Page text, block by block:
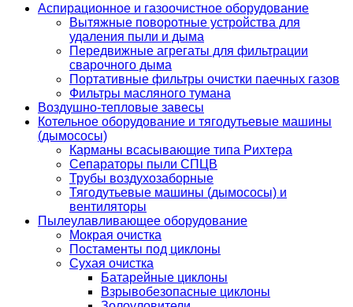
Аспирационное и газоочистное оборудование
Вытяжные поворотные устройства для
удаления пыли и дыма
Передвижные агрегаты для фильтрации
сварочного дыма
Портативные фильтры очистки паечных газов
Фильтры масляного тумана
Воздушно-тепловые завесы
Котельное оборудование и тягодутьевые машины
(дымососы)
Карманы всасывающие типа Рихтера
Сепараторы пыли СПЦВ
Трубы воздухозаборные
Тягодутьевые машины (дымососы) и
вентиляторы
Пылеулавливающее оборудование
Мокрая очистка
Постаменты под циклоны
Сухая очистка
Батарейные циклоны
Взрывобезопасные циклоны